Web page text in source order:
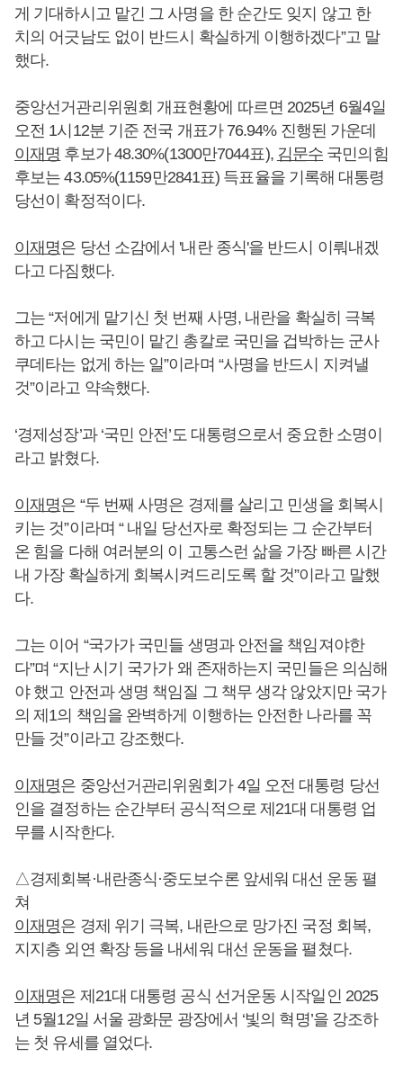
게 기대하시고 맡긴 그 사명을 한 순간도 잊지 않고 한
치의 어긋남도 없이 반드시 확실하게 이행하겠다”고 말
했다.
중앙선거관리위원회 개표현황에 따르면 2025년 6월4일
오전 1시12분 기준 전국 개표가 76.94% 진행된 가운데
이재명 후보가 48.30%(1300만7044표), 김문수 국민의힘
후보는 43.05%(1159만2841표) 득표율을 기록해 대통령
당선이 확정적이다.
이재명은 당선 소감에서 '내란 종식'을 반드시 이뤄내겠
다고 다짐했다.
그는 “저에게 맡기신 첫 번째 사명, 내란을 확실히 극복
하고 다시는 국민이 맡긴 총칼로 국민을 겁박하는 군사
쿠데타는 없게 하는 일”이라며 “사명을 반드시 지켜낼
것”이라고 약속했다.
‘경제성장’과 ‘국민 안전’도 대통령으로서 중요한 소명이
라고 밝혔다.
이재명은 “두 번째 사명은 경제를 살리고 민생을 회복시
키는 것”이라며 “ 내일 당선자로 확정되는 그 순간부터
온 힘을 다해 여러분의 이 고통스런 삶을 가장 빠른 시간
내 가장 확실하게 회복시켜드리도록 할 것”이라고 말했
다.
그는 이어 “국가가 국민들 생명과 안전을 책임져야한
다”며 “지난 시기 국가가 왜 존재하는지 국민들은 의심해
야 했고 안전과 생명 책임질 그 책무 생각 않았지만 국가
의 제1의 책임을 완벽하게 이행하는 안전한 나라를 꼭
만들 것”이라고 강조했다.
이재명은 중앙선거관리위원회가 4일 오전 대통령 당선
인을 결정하는 순간부터 공식적으로 제21대 대통령 업
무를 시작한다.
△경제회복·내란종식·중도보수론 앞세워 대선 운동 펼
쳐
이재명은 경제 위기 극복, 내란으로 망가진 국정 회복,
지지층 외연 확장 등을 내세워 대선 운동을 펼쳤다.
이재명은 제21대 대통령 공식 선거운동 시작일인 2025
년 5월12일 서울 광화문 광장에서 ‘빛의 혁명’을 강조하
는 첫 유세를 열었다.